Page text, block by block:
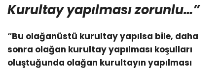
Kurultay yapılması zorunlu…”
“Bu olağanüstü kurultay yapılsa bile, daha
sonra olağan kurultay yapılması koşulları
oluştuğunda olağan kurultayın yapılması